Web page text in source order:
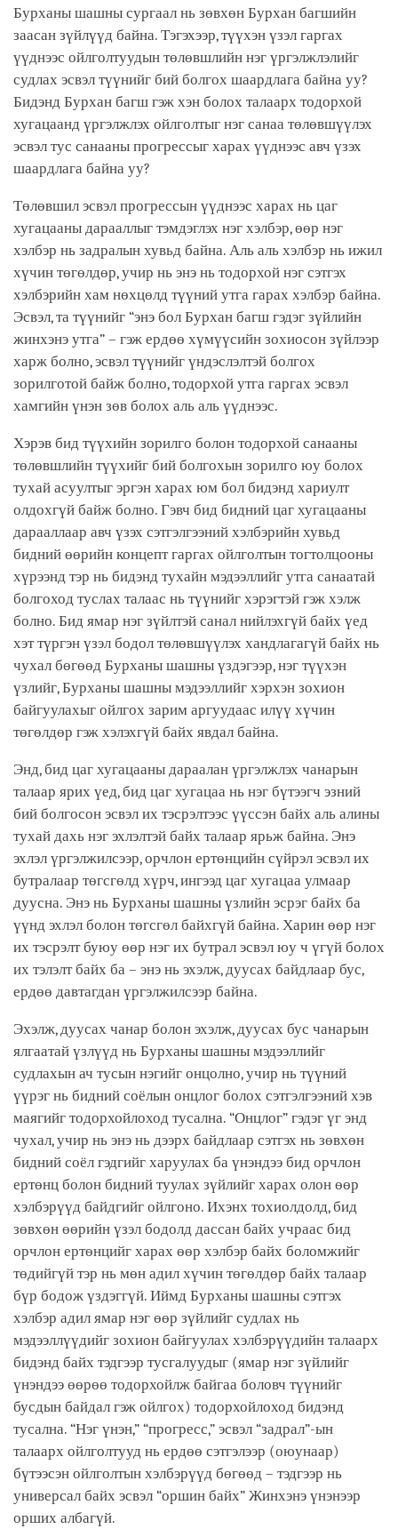
Бурханы шашны сургаал нь зөвхөн Бурхан багшийн
заасан зүйлүүд байна. Тэгэхээр, түүхэн үзэл гаргах
үүднээс ойлголтуудын төлөвшлийн нэг үргэлжлэлийг
судлах эсвэл түүнийг бий болгох шаардлага байна уу?
Бидэнд Бурхан багш гэж хэн болох талаарх тодорхой
хугацаанд үргэлжлэх ойлголтыг нэг санаа төлөвшүүлэх
эсвэл тус санааны прогрессыг харах үүднээс авч үзэх
шаардлага байна уу?
Төлөвшил эсвэл прогрессын үүднээс харах нь цаг
хугацааны дарааллыг тэмдэглэх нэг хэлбэр, өөр нэг
хэлбэр нь задралын хувьд байна. Аль аль хэлбэр нь ижил
хүчин төгөлдөр, учир нь энэ нь тодорхой нэг сэтгэх
хэлбэрийн хам нөхцөлд түүний утга гарах хэлбэр байна.
Эсвэл, та түүнийг “энэ бол Бурхан багш гэдэг зүйлийн
жинхэнэ утга” – гэж ердөө хүмүүсийн зохиосон зүйлээр
харж болно, эсвэл түүнийг үндэслэлтэй болгох
зорилготой байж болно, тодорхой утга гаргах эсвэл
хамгийн үнэн зөв болох аль аль үүднээс.
Хэрэв бид түүхийн зорилго болон тодорхой санааны
төлөвшлийн түүхийг бий болгохын зорилго юу болох
тухай асуултыг эргэн харах юм бол бидэнд хариулт
олдохгүй байж болно. Гэвч бид бидний цаг хугацааны
дарааллаар авч үзэх сэтгэлгээний хэлбэрийн хувьд
бидний өөрийн концепт гаргах ойлголтын тогтолцооны
хүрээнд тэр нь бидэнд тухайн мэдээллийг утга санаатай
болгоход туслах талаас нь түүнийг хэрэгтэй гэж хэлж
болно. Бид ямар нэг зүйлтэй санал нийлэхгүй байх үед
хэт түргэн үзэл бодол төлөвшүүлэх хандлагагүй байх нь
чухал бөгөөд Бурханы шашны үздэгээр, нэг түүхэн
үзлийг, Бурханы шашны мэдээллийг хэрхэн зохион
байгуулахыг ойлгох зарим аргуудаас илүү хүчин
төгөлдөр гэж хэлэхгүй байх явдал байна.
Энд, бид цаг хугацааны дараалан үргэлжлэх чанарын
талаар ярих үед, бид цаг хугацаа нь нэг бүтээгч эзний
бий болгосон эсвэл их тэсрэлтээс үүссэн байх аль алины
тухай дахь нэг эхлэлтэй байх талаар ярьж байна. Энэ
эхлэл үргэлжилсээр, орчлон ертөнцийн сүйрэл эсвэл их
бутралаар төгсгөлд хүрч, ингээд цаг хугацаа улмаар
дуусна. Энэ нь Бурханы шашны үзлийн эсрэг байх ба
үүнд эхлэл болон төгсгөл байхгүй байна. Харин өөр нэг
их тэсрэлт буюу өөр нэг их бутрал эсвэл юу ч үгүй болох
их тэлэлт байх ба – энэ нь эхэлж, дуусах байдлаар бус,
ердөө давтагдан үргэлжилсээр байна.
Эхэлж, дуусах чанар болон эхэлж, дуусах бус чанарын
ялгаатай үзлүүд нь Бурханы шашны мэдээллийг
судлахын ач тусын нэгийг онцолно, учир нь түүний
үүрэг нь бидний соёлын онцлог болох сэтгэлгээний хэв
маягийг тодорхойлоход тусална. “Онцлог” гэдэг үг энд
чухал, учир нь энэ нь дээрх байдлаар сэтгэх нь зөвхөн
бидний соёл гэдгийг харуулах ба үнэндээ бид орчлон
ертөнц болон бидний туулах зүйлийг харах олон өөр
хэлбэрүүд байдгийг ойлгоно. Ихэнх тохиолдолд, бид
зөвхөн өөрийн үзэл бодолд дассан байх учраас бид
орчлон ертөнцийг харах өөр хэлбэр байх боломжийг
төдийгүй тэр нь мөн адил хүчин төгөлдөр байх талаар
бүр бодож үздэггүй. Иймд Бурханы шашны сэтгэх
хэлбэр адил ямар нэг өөр зүйлийг судлах нь
мэдээллүүдийг зохион байгуулах хэлбэрүүдийн талаарх
бидэнд байх тэдгээр тусгалуудыг (ямар нэг зүйлийг
үнэндээ өөрөө тодорхойлж байгаа боловч түүнийг
бусдын байдал гэж ойлгох) тодорхойлоход бидэнд
тусална. “Нэг үнэн,” “прогресс,” эсвэл “задрал”-ын
талаарх ойлголтууд нь ердөө сэтгэлээр (оюунаар)
бүтээсэн ойлголтын хэлбэрүүд бөгөөд – тэдгээр нь
универсал байх эсвэл “оршин байх” Жинхэнэ үнэнээр
орших албагүй.